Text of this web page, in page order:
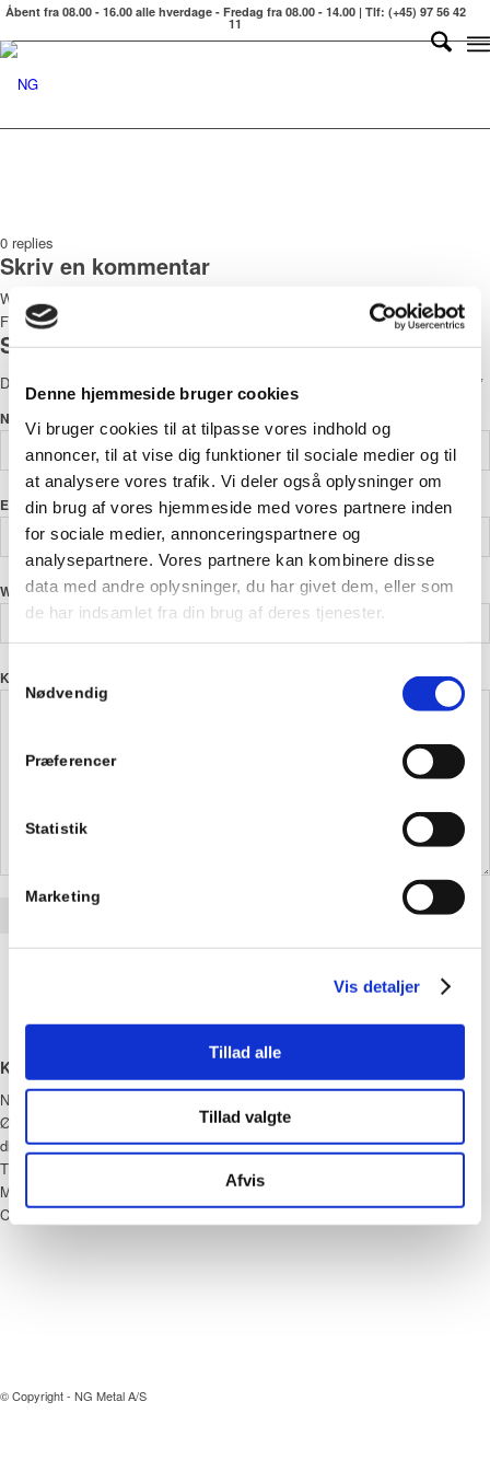
Denne hjemmeside bruger cookies
Vi bruger cookies til at tilpasse vores indhold og
annoncer, til at vise dig funktioner til sociale medier og til
at analysere vores trafik. Vi deler også oplysninger om
din brug af vores hjemmeside med vores partnere inden
for sociale medier, annonceringspartnere og
analysepartnere. Vores partnere kan kombinere disse
data med andre oplysninger, du har givet dem, eller som
de har indsamlet fra din brug af deres tjenester.
Samtykkevalg
Nødvendig
Præferencer
Statistik
Marketing
Vis detaljer
Tillad alle
Tillad valgte
Afvis
Åbent fra 08.00 - 16.00 alle hverdage - Fredag fra 08.00 - 14.00 | Tlf: (+45) 97 56 42
11
0 replies
Skriv en kommentar
Want to join the discussion?
Feel free to contribute!
Skriv et svar
Din e-mailadresse vil ikke blive publiceret. Krævede felter er markeret med *
Navn*
E-mail*
Websted
Kommentar
KONTAKT
NG Metal
Ørnevej 12
dk – 7860 Spøttrup
Tlf: +45 97 56 42 11
Mail:
CVR: 16669792
© Copyright - NG Metal A/S